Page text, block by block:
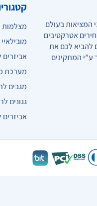
המציאות בעולם
אטרקטיבים
להביא לכם את
ע”י המתקינים
מצלמות
מובילאיי
מערכת
מגבים
גגונים